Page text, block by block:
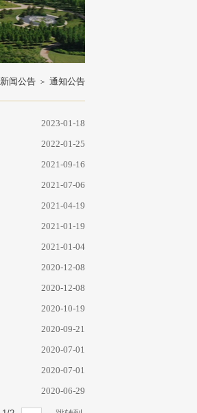
新闻公告 通知公告
2023-01-18
2022-01-25
2021-09-16
2021-07-06
2021-04-19
2021-01-19
2021-01-04
2020-12-08
2020-12-08
2020-10-19
2020-09-21
2020-07-01
2020-07-01
2020-06-29